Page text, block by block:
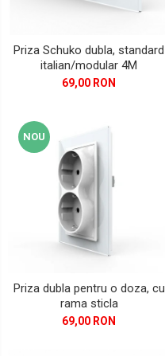
JEEP/CHRYSLER/DODGE
MERCEDES
OPEL / VAUXHALL
PORCHE
Priza Schuko dubla, standard
italian/modular 4M
69,00 RON
NOU
Priza dubla pentru o doza, cu
rama sticla
69,00 RON